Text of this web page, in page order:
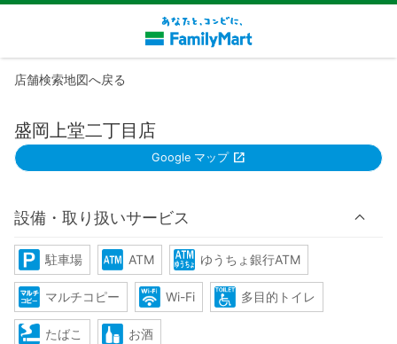
店舗検索地図へ戻る
盛岡上堂二丁目店
Google マップ
設備・取り扱いサービス
駐車場 ATM ゆうちょ銀行ATM
マルチコピー Wi-Fi 多目的トイレ
たばこ お酒